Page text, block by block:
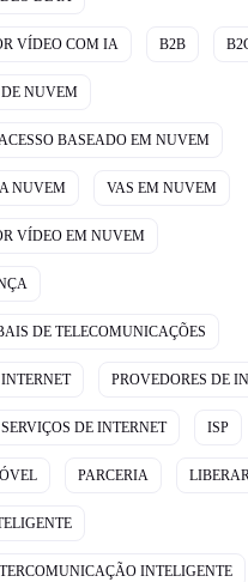
VÍDEO COM IA B2B
NUVEM
BASEADO EM NUVEM
NUVEM VAS EM NUVEM
VÍDEO EM NUVEM
DE TELECOMUNICAÇÕES
PROVEDORES DE
DE INTERNET ISP
PARCERIA
INTELIGENTE